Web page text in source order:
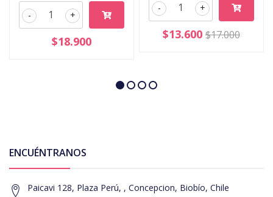
+
-
$18.900
+
-
$13.600 $17.000
ENCUÉNTRANOS
Paicavi 128, Plaza Perú, , Concepcion, Biobío, Chile